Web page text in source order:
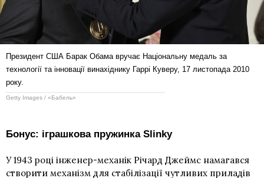
Президент США Барак Обама вручає Національну медаль за
технології та інновації винахіднику Гаррі Куверу, 17 листопада 2010
року.
Getty Images / «Бабель»
Бонус: іграшкова пружинка Slinky
У 1943 році інженер-механік Річард Джеймс намагався
створити механізм для стабілізації чутливих приладів